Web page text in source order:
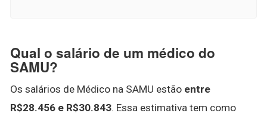
Qual o salário de um médico do
SAMU?
Os salários de Médico na SAMU estão entre
R$28.456 e R$30.843. Essa estimativa tem como